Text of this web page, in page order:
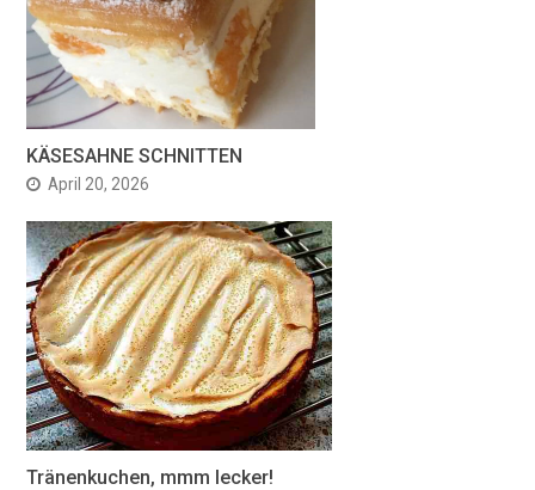
KÄSESAHNE SCHNITTEN
April 20, 2026
Tränenkuchen, mmm lecker!